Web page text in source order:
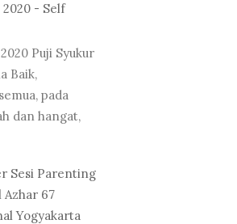
2020 - Self
Puji Syukur
Baik,
pada
dan hangat,
Sesi Parenting
Azhar 67
Yogyakarta